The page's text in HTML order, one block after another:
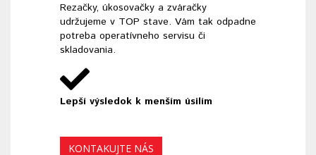
Rezačky, úkosovačky a zváračky
udržujeme v TOP stave. Vám tak odpadne
potreba operatívneho servisu či
skladovania.
Lepší výsledok k menším úsilím
KONTAKUJTE NÁS